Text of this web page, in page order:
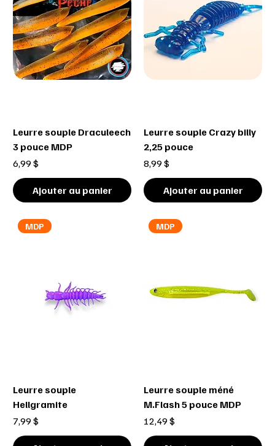
Leurre souple Draculeech
3 pouce MDP
Prix
6,99 $
Ajouter au panier
Leurre souple Crazy billy
2,25 pouce
Prix
8,99 $
Ajouter au panier
MDP
Leurre souple
Hellgramite
Prix
7,99 $
MDP
Leurre souple méné
M.Flash 5 pouce MDP
Prix
12,49 $